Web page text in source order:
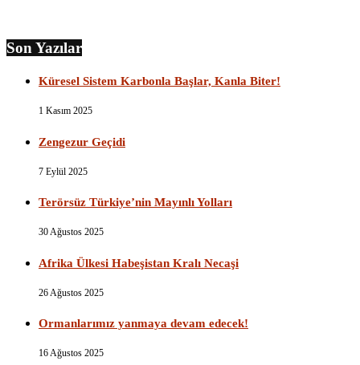
Son Yazılar
Küresel Sistem Karbonla Başlar, Kanla Biter!
1 Kasım 2025
Zengezur Geçidi
7 Eylül 2025
Terörsüz Türkiye’nin Mayınlı Yolları
30 Ağustos 2025
Afrika Ülkesi Habeşistan Kralı Necaşi
26 Ağustos 2025
Ormanlarımız yanmaya devam edecek!
16 Ağustos 2025